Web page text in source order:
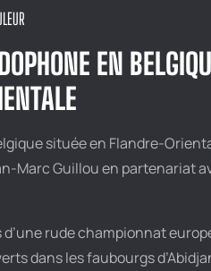
EN
située en Flandre-
Marc Guillou en partenariat
rude championnat
dans les faubourgs